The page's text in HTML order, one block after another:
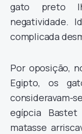
gato preto
negatividade.
complicada
Por oposição,
Egipto, os
consideravam-
egípcia
matasse